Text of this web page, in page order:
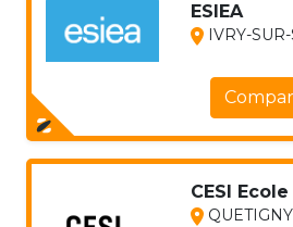
ESIEA
IVRY-SUR-
CESI
QUETIGNY